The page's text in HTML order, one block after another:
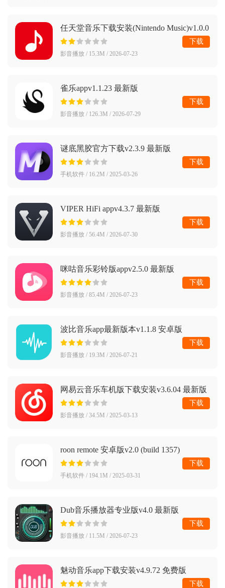
任天堂音乐下载安装(Nintendo Music)v1.0.0
安卓版
影音播放 / 15.3M / 2026-07-23
下载
雀乐appv1.1.23 最新版
影音播放 / 126.3M / 2026-07-29
下载
谜底黑胶官方下载v2.3.9 最新版
手机软件 / 16.2M / 2025-03-26
下载
VIPER HiFi appv4.3.7 最新版
影音播放 / 56.4M / 2026-07-30
下载
咪咕音乐彩铃版appv2.5.0 最新版
影音播放 / 85.4M / 2026-07-23
下载
波比音乐app最新版本v1.1.8 安卓版
影音播放 / 19.3M / 2026-07-21
下载
网易云音乐车机版下载安装v3.6.04 最新版
影音播放 / 34.5M / 2025-03-13
下载
roon remote 安卓版v2.0 (build 1357)
production 最新版
手机软件 / 194.1M / 2025-03-31
下载
Dub音乐播放器专业版v4.0 最新版
影音播放 / 11.5M / 2026-07-23
下载
魅动音乐app下载安装v4.9.72 免费版
下载